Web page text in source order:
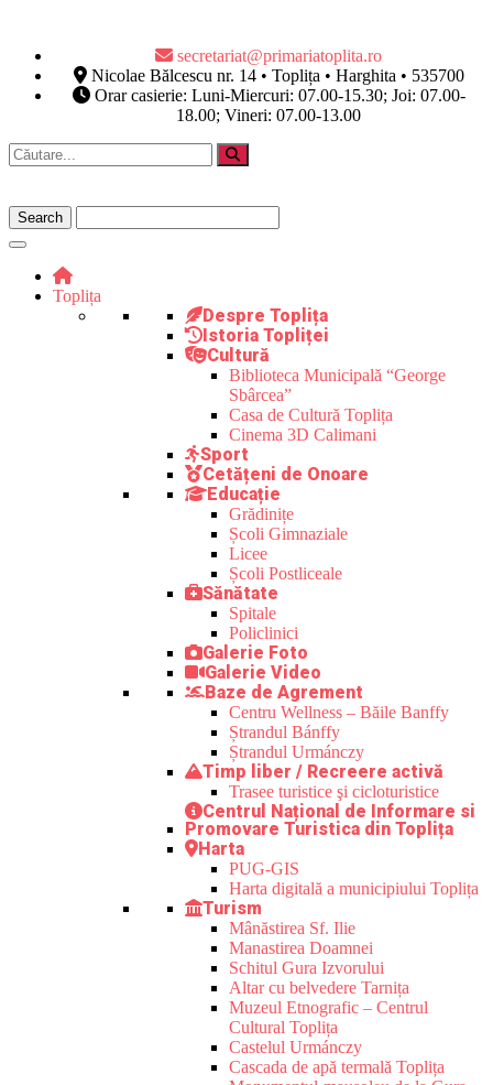
secretariat@primariatoplita.ro
Nicolae Bălcescu nr. 14 • Toplița • Harghita • 535700
Orar casierie: Luni-Miercuri: 07.00-15.30; Joi: 07.00-
18.00; Vineri: 07.00-13.00
Toplița
Despre Toplița
Istoria Topliței
Cultură
Biblioteca Municipală “George
Sbârcea”
Casa de Cultură Toplița
Cinema 3D Calimani
Sport
Cetățeni de Onoare
Educație
Grădinițe
Școli Gimnaziale
Licee
Școli Postliceale
Sănătate
Spitale
Policlinici
Galerie Foto
Galerie Video
Baze de Agrement
Centru Wellness – Băile Banffy
Ștrandul Bánffy
Ștrandul Urmánczy
Timp liber / Recreere activă
Trasee turistice şi cicloturistice
Centrul Național de Informare si
Promovare Turistica din Toplița
Harta
PUG-GIS
Harta digitală a municipiului Toplița
Turism
Mânăstirea Sf. Ilie
Manastirea Doamnei
Schitul Gura Izvorului
Altar cu belvedere Tarnița
Muzeul Etnografic – Centrul
Cultural Toplița
Castelul Urmánczy
Cascada de apă termală Toplița